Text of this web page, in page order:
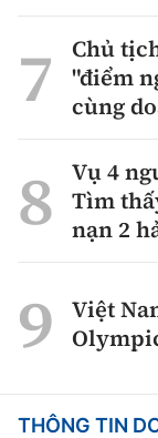
Chủ
"điểm
cùng
Vụ 4
Tìm
nạn 2
Việt
THÔNG TIN